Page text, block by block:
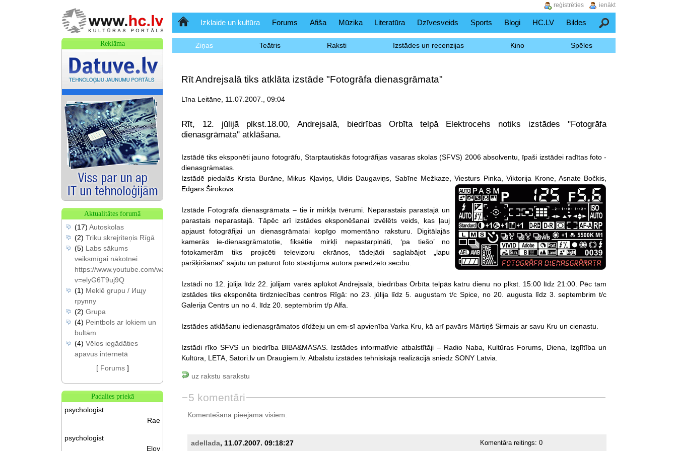
SākumlapaIzklaide un kultūra Forums Afiša Mūzika Literatūra Dzīvesveids Sports Blogi HC.LV Bildes Meklēšana
Ziņas Teātris Raksti Izstādes un recenzijas Kino Spēles
Rīt Andrejsalā tiks atklāta izstāde "Fotogrāfa dienasgrāmata"
Līna Leitāne, 11.07.2007., 09:04
Rīt, 12. jūlijā plkst.18.00, Andrejsalā, biedrības Orbīta telpā Elektrocehs notiks izstādes "Fotogrāfa
dienasgrāmata" atklāšana.
Izstādē tiks eksponēti jauno fotogrāfu, Starptautiskās fotogrāfijas vasaras skolas (SFVS) 2006 absolventu, īpaši izstādei radītas foto -
dienasgrāmatas.
Izstādē piedalās Krista Burāne, Mikus Kļaviņs, Uldis Daugaviņs, Sabīne Mežkaze, Viesturs Pinka, Viktorija Krone, Asnate Bočkis,
Edgars Širokovs.
Izstāde Fotogrāfa dienasgrāmata – tie ir mirkļa tvērumi. Neparastais parastajā un
parastais neparastajā. Tāpēc arī izstādes eksponēšanai izvēlēts veids, kas ļauj
apjaust fotogrāfijai un dienasgrāmatai kopīgo momentāno raksturu. Digitālajās
kamerās ie-dienasgrāmatotie, fiksētie mirkļi nepastarpināti, ‘pa tiešo’ no
fotokamerām tiks projicēti televizoru ekrānos, tādejādi saglabājot „lapu
pāršķiršanas” sajūtu un paturot foto stāstījumā autora paredzēto secību.
Izstādi no 12. jūlija līdz 22. jūlijam varēs aplūkot Andrejsalā, biedrības Orbīta telpās katru dienu no plkst. 15:00 līdz 21:00. Pēc tam
izstādes tiks eksponēta tirdzniecības centros Rīgā: no 23. jūlija līdz 5. augustam t/c Spice, no 20. augusta līdz 3. septembrim t/c
Galerija Centrs un no 4. līdz 20. septembrim t/p Alfa.
Izstādes atklāšanu iedienasgrāmatos dīdžeju un em-sī apvienība Varka Kru, kā arī pavārs Mārtiņš Sirmais ar savu Kru un cienastu.
Izstādi rīko SFVS un biedrība BIBA&MĀSAS. Izstādes informatīvie atbalstītāji – Radio Naba, Kultūras Forums, Diena, Izglītība un
Kultūra, LETA, Satori.lv un Draugiem.lv. Atbalstu izstādes tehniskajā realizācijā sniedz SONY Latvia.
uz rakstu sarakstu
5 komentāri
Komentēšana pieejama visiem.
adellada, 11.07.2007. 09:18:27 Komentāra reitings:0
Reklāma
Aktualitātes forumā
(17) Autoskolas
(2) Triku skrejriteņis Rīgā
(5) Labs sākums
veiksmīgai nākotnei.
https://www.youtube.com/watch?
v=elyG6T9uj9Q
(1) Meklē grupu / Ищу
группу
(2) Grupa
(4) Peintbols ar lokiem un
bultām
(4) Vēlos iegādāties
apavus internetā
[ Forums]
Padalies priekā
psychologist
Rae
psychologist
Eloy
ienākt
reģistrēties